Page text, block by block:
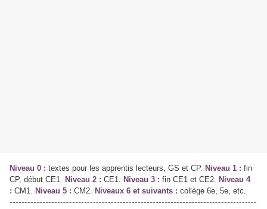
Niveau 0 : textes pour les apprentis lecteurs, GS et CP. Niveau 1 : fin
CP, début CE1. Niveau 2 : CE1. Niveau 3 : fin CE1 et CE2. Niveau 4
: CM1. Niveau 5 : CM2. Niveaux 6 et suivants : collège 6e, 5e, etc.
-----------------------------------------------------------------------------------